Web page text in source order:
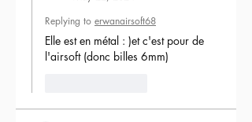
Replying to erwanairsoft68
Elle est en métal : )et c'est pour de
l'airsoft (donc billes 6mm)